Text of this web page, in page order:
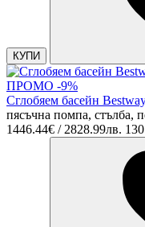
КУПИ
ПРОМО -9%
Сглобяем басейн
пясъчна помпа, стълба,
1446.44€ / 2828.99лв.